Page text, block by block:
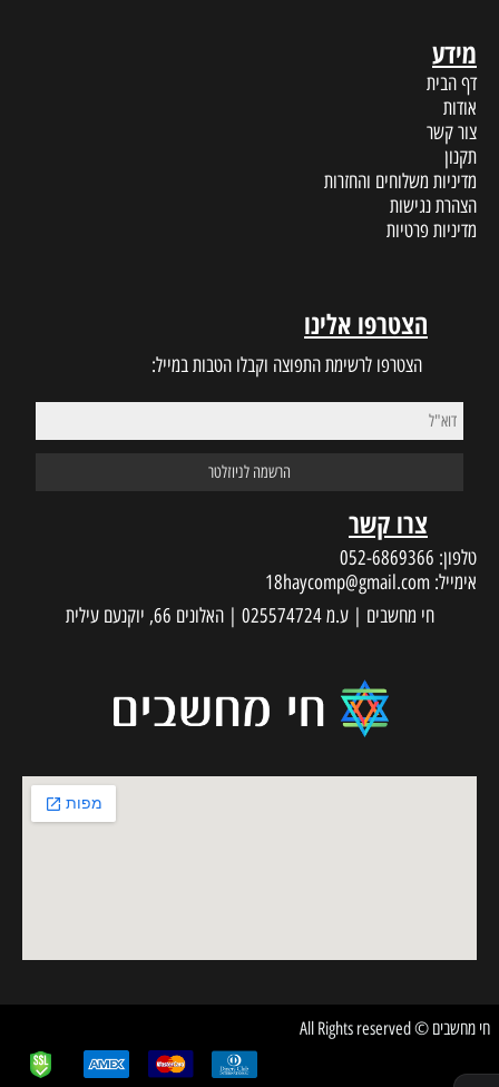
מידע
דף הבית
אודות
צור קשר
תקנון
מדיניות משלוחים והחזרות
הצהרת נגישות
מדיניות פרטיות
הצטרפו אלינו
הצטרפו לרשימת התפוצה וקבלו הטבות במייל:
צרו קשר
טלפון: 052-6869366
אימייל: 18haycomp@gmail.com
חי מחשבים | ע.מ 025574724 | האלונים 66, יוקנעם עילית
חי מחשבים © All Rights reserved